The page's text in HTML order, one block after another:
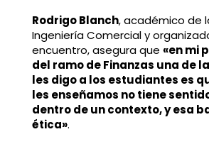
Rodrigo Blanch, académico de
Ingeniería Comercial y
encuentro, asegura que «en mi
del ramo de Finanzas una de
les digo a los estudiantes es
les enseñamos no tiene
dentro de un contexto, y esa
ética».